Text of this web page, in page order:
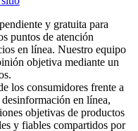
puntos de atención
en línea. Nuestro equipo
objetiva mediante un
los consumidores frente a
desinformación en línea,
objetivas de productos
y fiables compartidos por